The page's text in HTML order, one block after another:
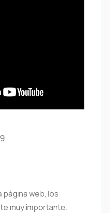
página web, los
muy importante.